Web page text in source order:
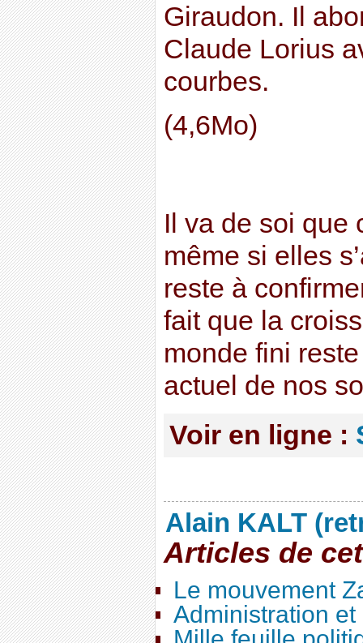
Giraudon. Il
Claude Lorius
courbes.
(4,6Mo)
Il va de soi que
même si elles
reste à
fait que la
monde fini
actuel de nos
Voir en ligne :
Alain KALT
Articles de
Le mouvement
Administration